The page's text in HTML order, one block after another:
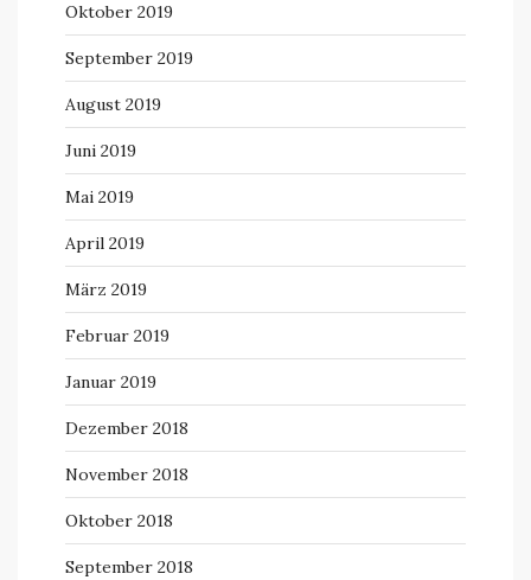
Oktober 2019
September 2019
August 2019
Juni 2019
Mai 2019
April 2019
März 2019
Februar 2019
Januar 2019
Dezember 2018
November 2018
Oktober 2018
September 2018